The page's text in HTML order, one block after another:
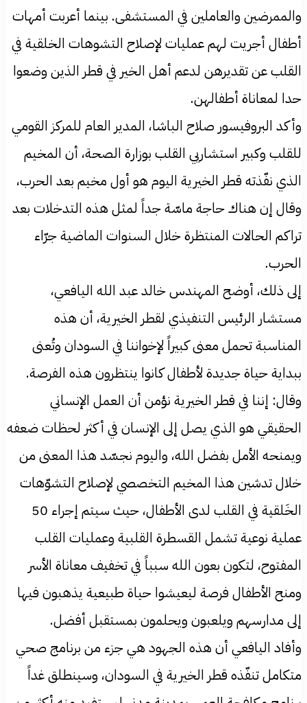
والممرضين والعاملين في المستشفى. بينما أعربت أمهات
أطفال أجريت لهم عمليات لإصلاح التشوهات الخلقية في
القلب عن تقديرهن لدعم أهل الخير في قطر الذين وضعوا
حدا لمعاناة أطفالهن.
وأكد البروفيسور صلاح الباشا، المدير العام للمركز القومي
للقلب وكبير استشاريي القلب بوزارة الصحة، أن المخيم
الذي نفّذته قطر الخيرية اليوم هو أول مخيم بعد الحرب،
وقال إن هناك حاجة ماسّة جداً لمثل هذه التدخلات بعد
تراكم الحالات المنتظرة خلال السنوات الماضية جرّاء
الحرب.
إلى ذلك، أوضح المهندس خالد عبد الله اليافعي،
مستشار الرئيس التنفيذي لقطر الخيرية، أن هذه
المناسبة تحمل معنى كبيراً لإخواننا في السودان وتُعنى
ببداية حياة جديدة لأطفال كانوا ينتظرون هذه الفرصة.
وقال: إننا في قطر الخيرية نؤمن أن العمل الإنساني
الحقيقي هو الذي يصل إلى الإنسان في أكثر لحظات ضعفه
ويمنحه الأمل بفضل الله، واليوم نجسّد هذا المعنى من
خلال تدشين هذا المخيم التخصصي لإصلاح التشوّهات
الخَلقية في القلب لدى الأطفال، حيث سيتم إجراء 50
عملية نوعية تشمل القسطرة القلبية وعمليات القلب
المفتوح، لتكون بعون الله سبباً في تخفيف معاناة الأسر
ومنح الأطفال فرصة ليعيشوا حياة طبيعية يذهبون فيها
إلى مدارسهم ويلعبون ويحلمون بمستقبل أفضل.
وأفاد اليافعي أن هذه الجهود هي جزء من برنامج صحي
متكامل تنفّذه قطر الخيرية في السودان، وسينطلق غداً